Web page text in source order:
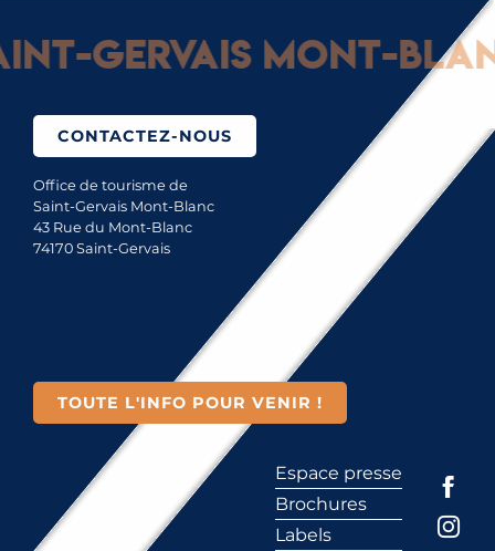
Gervais Mont-Blanc
CONTACTEZ-NOUS
Office de tourisme de
Saint-Gervais Mont-Blanc
43 Rue du Mont-Blanc
74170 Saint-Gervais
TOUTE L'INFO POUR VENIR !
Espace presse
Brochures
Labels